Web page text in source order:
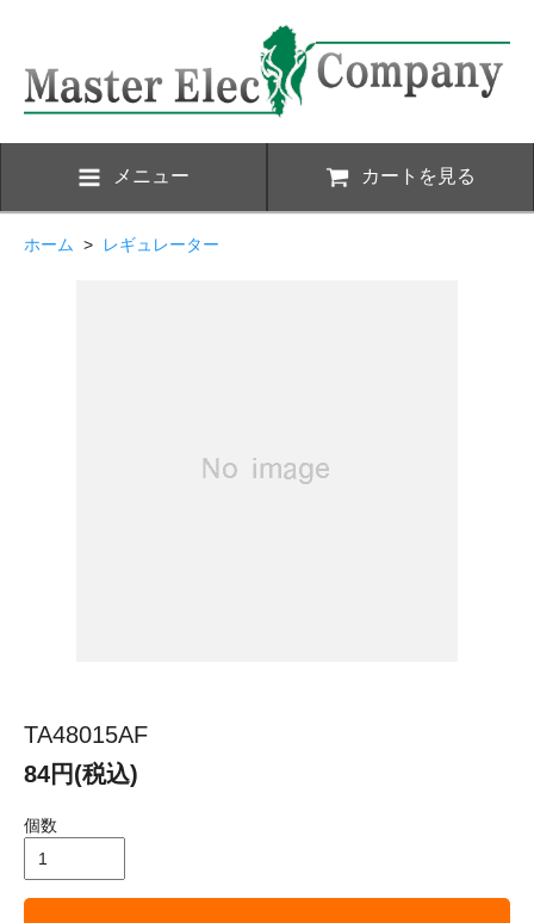
メニュー カートを見る
ホーム > レギュレーター
TA48015AF
84円(税込)
個数